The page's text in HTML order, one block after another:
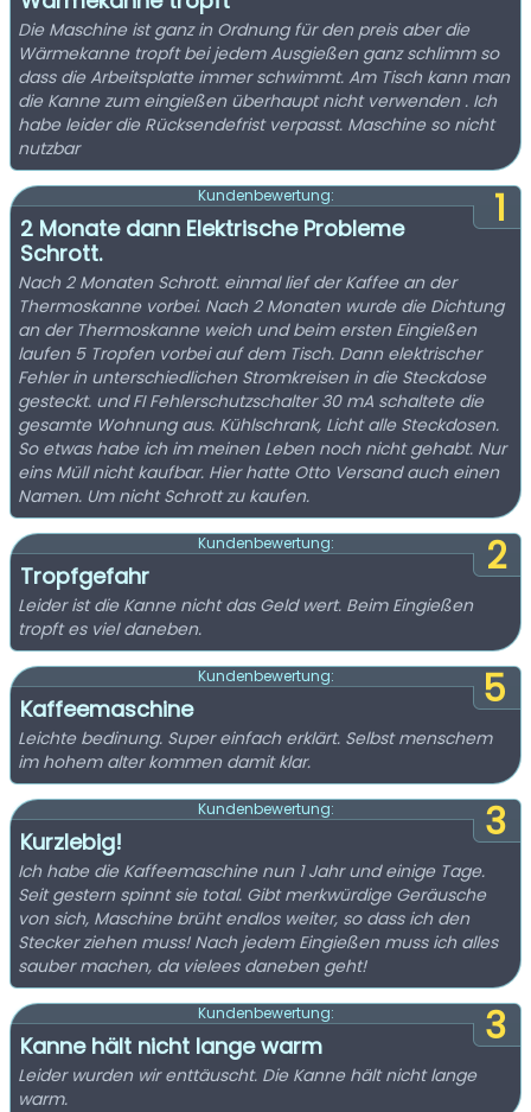
Die Maschine ist ganz in Ordnung für den preis aber die
Wärmekanne tropft bei jedem Ausgießen ganz schlimm so
dass die Arbeitsplatte immer schwimmt. Am Tisch kann man
die Kanne zum eingießen überhaupt nicht verwenden . Ich
habe leider die Rücksendefrist verpasst. Maschine so nicht
nutzbar
1
Kundenbewertung:
2 Monate dann Elektrische Probleme
Schrott.
Nach 2 Monaten Schrott. einmal lief der Kaffee an der
Thermoskanne vorbei. Nach 2 Monaten wurde die Dichtung
an der Thermoskanne weich und beim ersten Eingießen
laufen 5 Tropfen vorbei auf dem Tisch. Dann elektrischer
Fehler in unterschiedlichen Stromkreisen in die Steckdose
gesteckt. und FI Fehlerschutzschalter 30 mA schaltete die
gesamte Wohnung aus. Kühlschrank, Licht alle Steckdosen.
So etwas habe ich im meinen Leben noch nicht gehabt. Nur
eins Müll nicht kaufbar. Hier hatte Otto Versand auch einen
Namen. Um nicht Schrott zu kaufen.
2
Kundenbewertung:
Tropfgefahr
Leider ist die Kanne nicht das Geld wert. Beim Eingießen
tropft es viel daneben.
5
Kundenbewertung:
Kaffeemaschine
Leichte bedinung. Super einfach erklärt. Selbst menschem
im hohem alter kommen damit klar.
3
Kundenbewertung:
Kurzlebig!
Ich habe die Kaffeemaschine nun 1 Jahr und einige Tage.
Seit gestern spinnt sie total. Gibt merkwürdige Geräusche
von sich, Maschine brüht endlos weiter, so dass ich den
Stecker ziehen muss! Nach jedem Eingießen muss ich alles
sauber machen, da vielees daneben geht!
3
Kundenbewertung:
Kanne hält nicht lange warm
Leider wurden wir enttäuscht. Die Kanne hält nicht lange
warm.